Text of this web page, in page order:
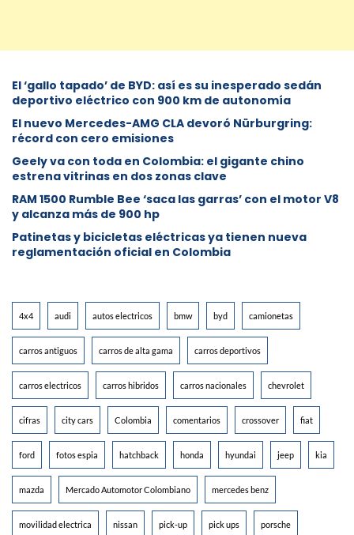
El ‘gallo tapado’ de BYD: así es su inesperado sedán
deportivo eléctrico con 900 km de autonomía
El nuevo Mercedes-AMG CLA devoró Nürburgring:
récord con cero emisiones
Geely va con toda en Colombia: el gigante chino
estrena vitrinas en dos zonas clave
RAM 1500 Rumble Bee ‘saca las garras’ con el motor V8
y alcanza más de 900 hp
Patinetas y bicicletas eléctricas ya tienen nueva
reglamentación oficial en Colombia
4x4 audi autos electricos bmw byd camionetas
carros antiguos carros de alta gama carros deportivos
carros electricos carros hibridos carros nacionales chevrolet
cifras city cars Colombia comentarios crossover fiat
ford fotos espia hatchback honda hyundai jeep kia
mazda Mercado Automotor Colombiano mercedes benz
movilidad electrica nissan pick-up pick ups porsche